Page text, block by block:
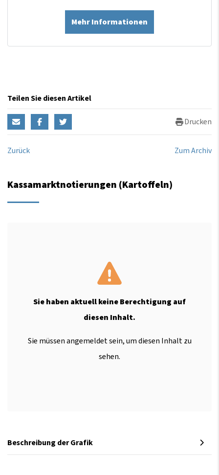
Mehr Informationen
Teilen Sie diesen Artikel
Drucken
Zurück Zum Archiv
Kassamarktnotierungen (Kartoffeln)
Sie haben aktuell keine Berechtigung auf
diesen Inhalt.
Sie müssen angemeldet sein, um diesen Inhalt zu
sehen.
Beschreibung der Grafik